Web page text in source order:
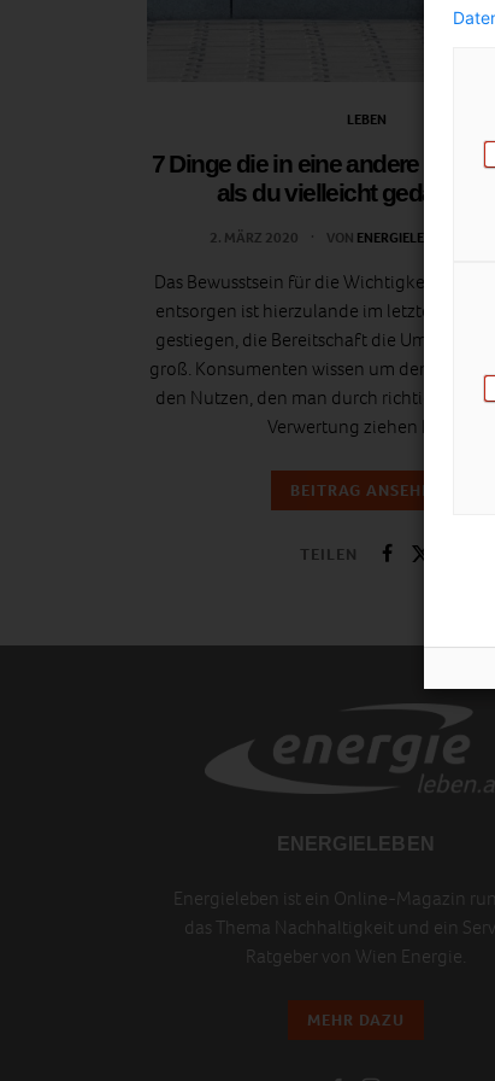
LEBEN
7 Dinge die in eine andere Tonne
als du vielleicht gedacht
2. MÄRZ 2020 VON ENERGIELEBEN
Das Bewusstsein für die Wichtigkeit Abfälle
entsorgen ist hierzulande im letzten
gestiegen, die Bereitschaft die Umwelt zu
groß. Konsumenten wissen um den Wert
den Nutzen, den man durch richtige
Verwertung ziehen kann.
BEITRAG ANSEHEN
TEILEN
ENERGIELEBEN
Energieleben ist ein Online-Magazin
das Thema Nachhaltigkeit und ein
Ratgeber von Wien Energie.
MEHR DAZU